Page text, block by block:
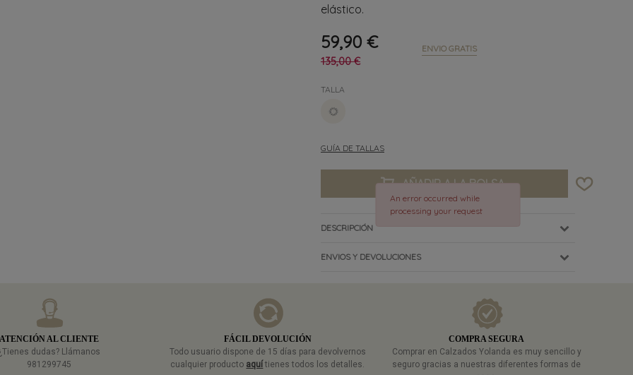
elástico.
59,90 €
135,00 €
ENVIO GRATIS
TALLA
40
GUÍA DE TALLAS
An error occurred while
processing your request
AÑADIR A LA BOLSA
DESCRIPCIÓN
ENVIOS Y DEVOLUCIONES
ATENCIÓN AL CLIENTE
dudas? Llámanos
981299745
FÁCIL DEVOLUCIÓN
Todo usuario dispone de 15 días para devolvernos
cualquier producto aquí tienes todos los detalles.
COMPRA SEGURA
Comprar en Calzados Yolanda es muy sencillo y
seguro gracias a nuestras diferentes formas de